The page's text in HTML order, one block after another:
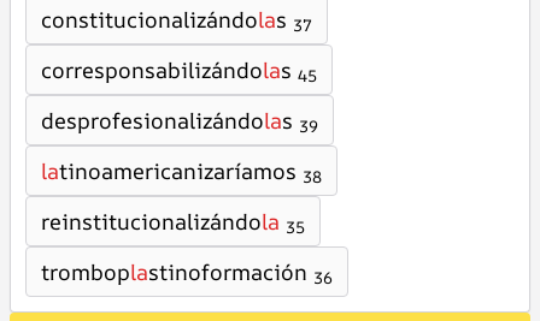
constitucionalizándolas 37
corresponsabilizándolas 45
desprofesionalizándolas 39
latinoamericanizaríamos 38
reinstitucionalizándola 35
tromboplastinoformación 36